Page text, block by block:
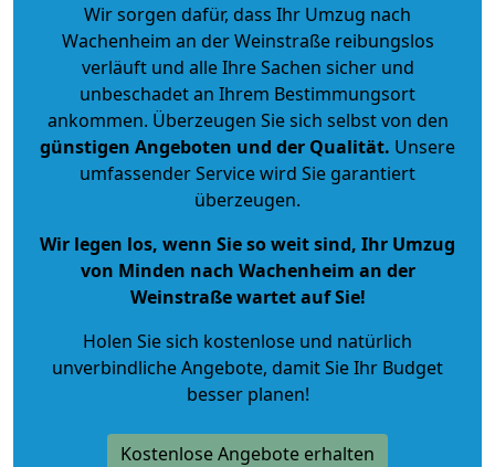
Wir sorgen dafür, dass Ihr Umzug nach
Wachenheim an der Weinstraße reibungslos
verläuft und alle Ihre Sachen sicher und
unbeschadet an Ihrem Bestimmungsort
ankommen. Überzeugen Sie sich selbst von den
günstigen Angeboten und der Qualität. Unsere
umfassender Service wird Sie garantiert
überzeugen.
Wir legen los, wenn Sie so weit sind, Ihr Umzug
von Minden nach Wachenheim an der
Weinstraße wartet auf Sie!
Holen Sie sich kostenlose und natürlich
unverbindliche Angebote, damit Sie Ihr Budget
besser planen!
Kostenlose Angebote erhalten